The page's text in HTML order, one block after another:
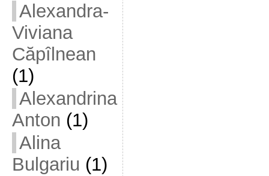
Alexandra-
Viviana
Căpîlnean
(1)
Alexandrina
Anton (1)
Alina
Bulgariu (1)